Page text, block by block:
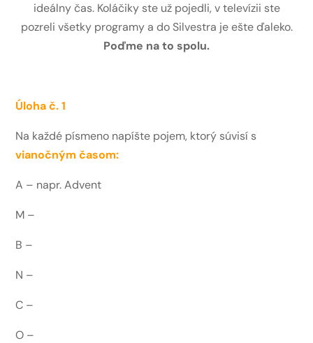
ideálny čas. Koláčiky ste už pojedli, v televízii ste
pozreli všetky programy a do Silvestra je ešte ďaleko.
Poďme na to spolu.
Úloha č. 1
Na každé písmeno napíšte pojem, ktorý súvisí s
vianočným časom:
A – napr. Advent
M –
B –
N –
C –
O –